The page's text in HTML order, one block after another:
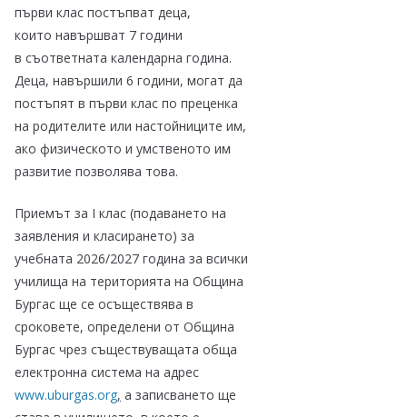
първи клас постъпват деца,
които навършват 7 години
в съответната календарна година.
Деца, навършили 6 години, могат да
постъпят в първи клас по преценка
на родителите или настойниците им,
ако физическото и умственото им
развитие позволява това.
Приемът за I клас (подаването на
заявления и класирането) за
учебната 2026/2027 година за всички
училища на територията на Община
Бургас ще се осъществява в
сроковете, определени от Община
Бургас чрез съществуващата обща
електронна система на адрес
www.uburgas.org, а записването ще